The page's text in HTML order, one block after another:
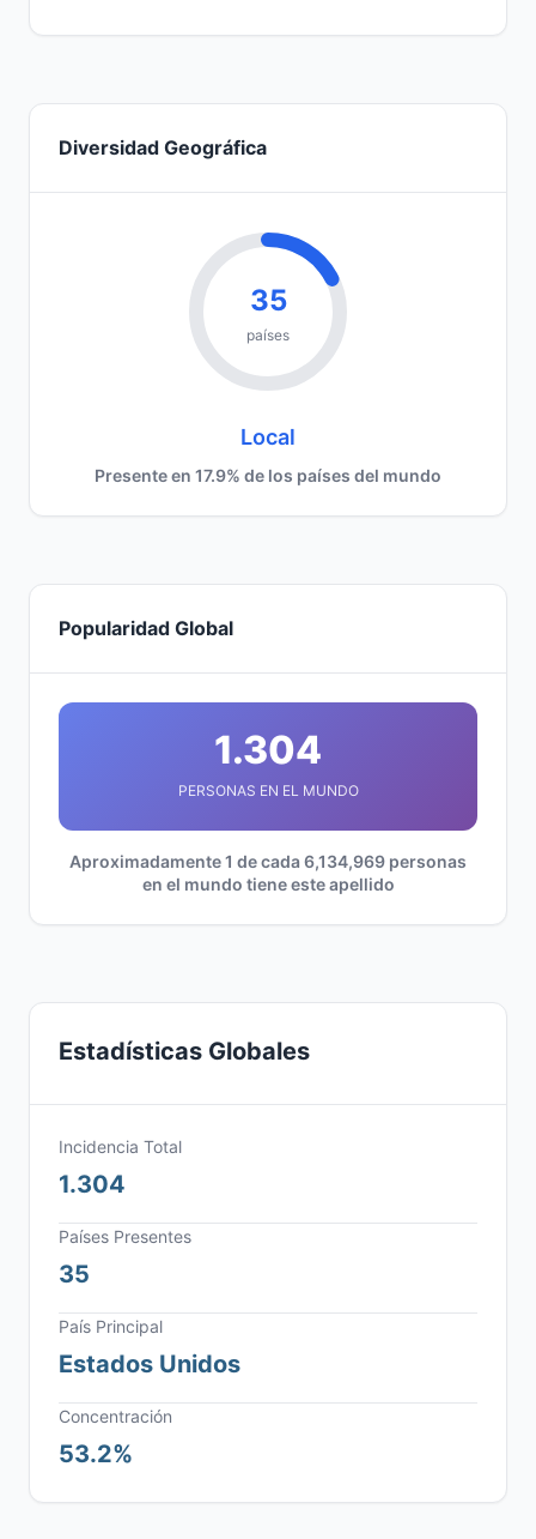
Diversidad Geográfica
35
países
Local
Presente en 17.9% de los países del mundo
Popularidad Global
1.304
PERSONAS EN EL MUNDO
Aproximadamente 1 de cada 6,134,969 personas
en el mundo tiene este apellido
Estadísticas Globales
Incidencia Total
1.304
Países Presentes
35
País Principal
Estados Unidos
Concentración
53.2%